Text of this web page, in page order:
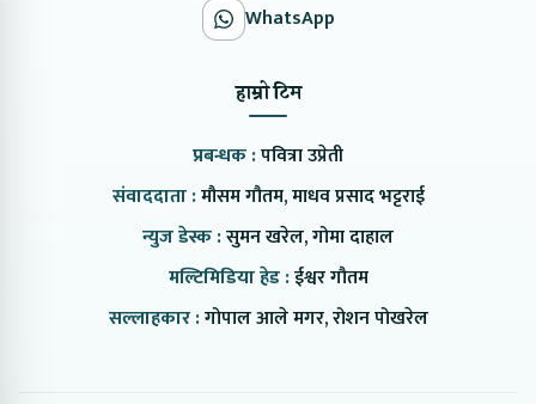
WhatsApp
हाम्रो टिम
प्रबन्धक :पवित्रा उप्रेती
संवाददाता :मौसम गौतम, माधव प्रसाद भट्टराई
न्युज डेस्क :सुमन खरेल, गोमा दाहाल
मल्टिमिडिया हेड :ईश्वर गौतम
सल्लाहकार :गोपाल आले मगर, रोशन पोखरेल